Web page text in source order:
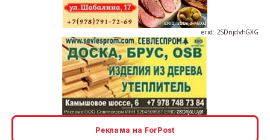
Реклама на ForPost